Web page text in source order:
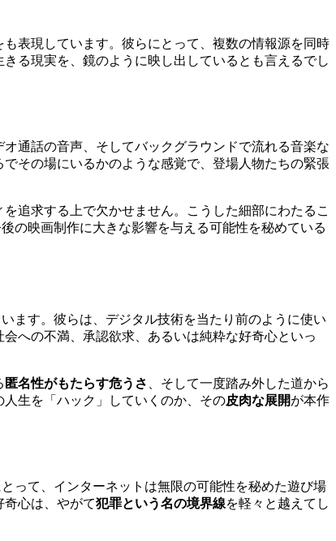
も表現しています。彼らにとって、複数の情報源を同時
きる現実を、鏡のように映し出しているとも言えるでし
通話の音声、そしてバックグラウンドで流れる音楽な
その場にいるかのような感覚で、登場人物たちの緊張
を追求する上で欠かせません。こうした細部にわたるこ
の映画制作に大きな影響を与える可能性を秘めている
ます。彼らは、デジタル技術を当たり前のように使い
への不満、承認欲求、あるいは純粋な好奇心といっ
匿名性がもたらす危うさ
、そして一度踏み外した道から
生を「ハック」していくのか、その皮肉な展開が本作
って、インターネットは無限の可能性を秘めた遊び場
心は、やがて犯罪という名の境界線を軽々と越えてし